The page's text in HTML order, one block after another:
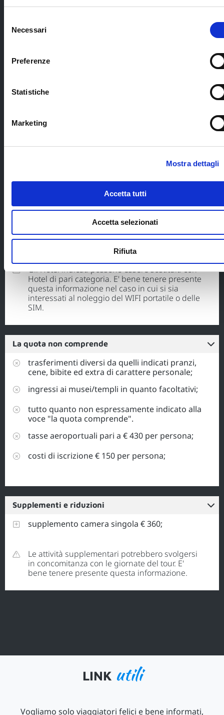
delNecessari
Preferenze
Statistiche
Marketing
Mostra dettagli
Accetta tutti
Accetta selezionati
Rifiuta
bus privato in
ripartenza;
Tokyo a Kyoto
valigia a testa),
mezzi pubblici;
L'importo rimborsabile
cause di cancellazione
viaggio digitali ed
GiappoTour con
le musiche
team
GiappoTour.
Gli Hotel indicati possono essere sostituiti con
Hotel di pari categoria. E' bene tenere presente
questa informazione nel caso in cui si sia
interessati al noleggio del WIFI portatile o delle
SIM.
La quota non comprende
trasferimenti diversi da quelli indicati pranzi,
cene, bibite ed extra di carattere personale;
ingressi ai musei/templi in quanto facoltativi;
tutto quanto non espressamente indicato alla
voce "la quota comprende".
tasse aeroportuali pari a € 430 per persona;
costi di iscrizione € 150 per persona;
Supplementi e riduzioni
supplemento camera singola € 360;
Le attività supplementari potrebbero svolgersi
in concomitanza con le giornate del tour. E'
bene tenere presente questa informazione.
LINK utili
Vogliamo solo viaggiatori felici e bene informati,